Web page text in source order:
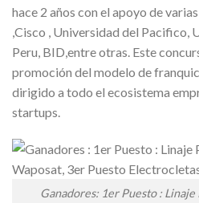
hace 2 años con el apoyo de
,Cisco , Universidad del Pacifico,
Peru, BID,entre otras. Este
promoción del modelo de
dirigido a todo el ecosistema
startups.
Ganadores: 1er Puesto :